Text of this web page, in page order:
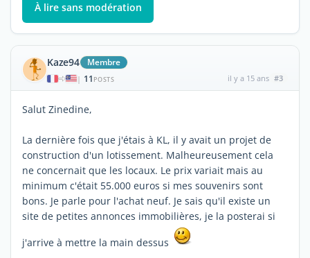
À lire sans modération
Kaze94 Membre
| 11 POSTS il y a 15 ans #3
Salut Zinedine,
La dernière fois que j'étais à KL, il y avait un projet de
construction d'un lotissement. Malheureusement cela
ne concernait que les locaux. Le prix variait mais au
minimum c'était 55.000 euros si mes souvenirs sont
bons. Je parle pour l'achat neuf. Je sais qu'il existe un
site de petites annonces immobilières, je la posterai si
j'arrive à mettre la main dessus